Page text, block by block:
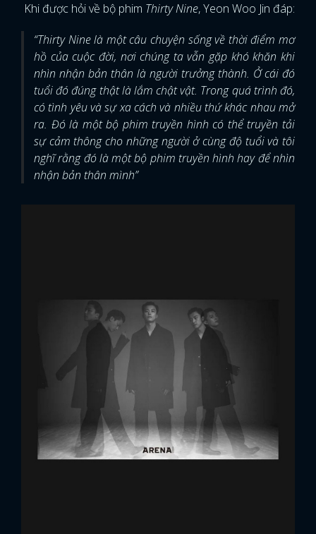
Khi được hỏi về bộ phim Thirty Nine, Yeon Woo Jin đáp:
“Thirty Nine là một câu chuyện sống về thời điểm mơ
hồ của cuộc đời, nơi chúng ta vẫn gặp khó khăn khi
nhìn nhận bản thân là người trưởng thành. Ở cái đó
tuổi đó đúng thật là lắm chật vật. Trong quá trình đó,
có tình yêu và sự xa cách và nhiều thứ khác nhau mở
ra. Đó là một bộ phim truyền hình có thể truyền tải
sự cảm thông cho những người ở cùng độ tuổi và tôi
nghĩ rằng đó là một bộ phim truyền hình hay để nhìn
nhận bản thân mình”